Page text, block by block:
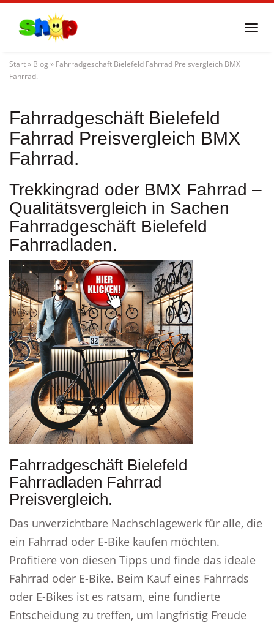
content
Start» Blog » Fahrradgeschäft Bielefeld Fahrrad Preisvergleich BMX
Fahrrad.
Fahrradgeschäft Bielefeld
Fahrrad Preisvergleich BMX
Fahrrad.
Trekkingrad oder BMX Fahrrad –
Qualitätsvergleich in Sachen
Fahrradgeschäft Bielefeld
Fahrradladen.
Fahrradgeschäft Bielefeld
Fahrradladen Fahrrad
Preisvergleich.
Das unverzichtbare Nachschlagewerk für alle, die
ein Fahrrad oder E-Bike kaufen möchten.
Profitiere von diesen Tipps und finde das ideale
Fahrrad oder E-Bike. Beim Kauf eines Fahrrads
oder E-Bikes ist es ratsam, eine fundierte
Entscheidung zu treffen, um langfristig Freude